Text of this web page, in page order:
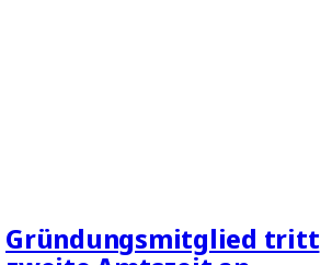
Gründungsmitglied tritt